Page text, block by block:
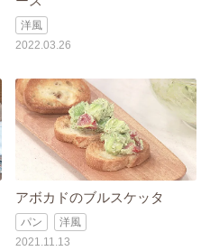
洋風
2022.03.26
アボカドのブルスケッタ
パン
洋風
2021.11.13